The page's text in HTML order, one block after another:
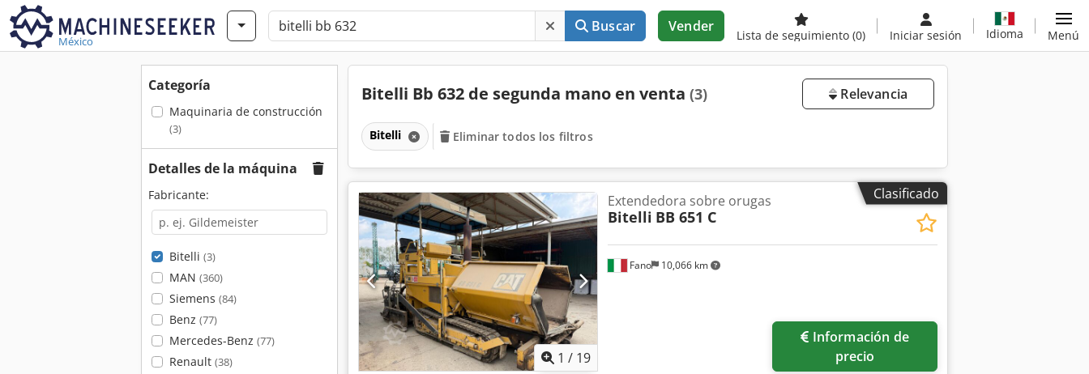
México
Buscar Vender
Lista de seguimiento (0) Iniciar sesión Idioma Menú
Categoría
Maquinaria de construcción
(3)
Detalles de la máquina
Fabricante:
Bitelli (3)
MAN (360)
Siemens (84)
Benz (77)
Mercedes-Benz (77)
Renault (38)
Bitelli Bb 632 de segunda mano en venta (3) Relevancia
Bitelli Eliminar todos los filtros
Clasificado
1 / 19
Fano 10,066 km
Extendedora sobre orugas
Bitelli BB 651 C
precio